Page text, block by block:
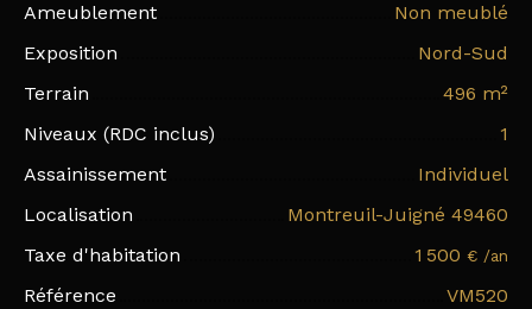
Ameublement
Non meublé
Exposition
Nord-Sud
Terrain
496 m²
Niveaux (RDC inclus)
1
Assainissement
Individuel
Localisation
Montreuil-Juigné 49460
Taxe d'habitation
1 500 € /an
Référence VM520